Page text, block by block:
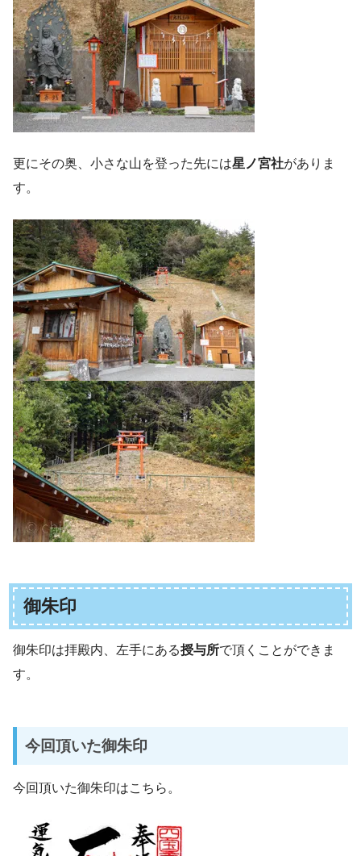
更にその奥、小さな山を登った先には星ノ宮社がありま
す。
御朱印
御朱印は拝殿内、左手にある授与所で頂くことができま
す。
今回頂いた御朱印
今回頂いた御朱印はこちら。